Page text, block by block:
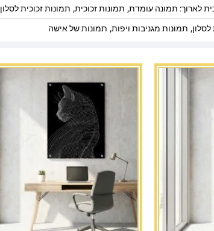
לארוך: תמונה עומדת, תמונות זכוכית, תמונות זכוכית לסלון
, תמונות מגניבות ויפות, תמונות של אישה